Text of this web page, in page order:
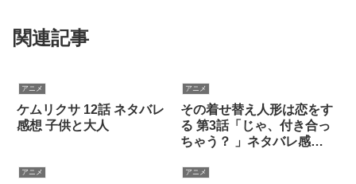
関連記事
アニメ
ケムリクサ 12話 ネタバレ
感想 子供と大人
アニメ
その着せ替え人形は恋をす
る 第3話「じゃ、付き合っ
ちゃう？ 」ネタバレ感想
アニメ アニメ